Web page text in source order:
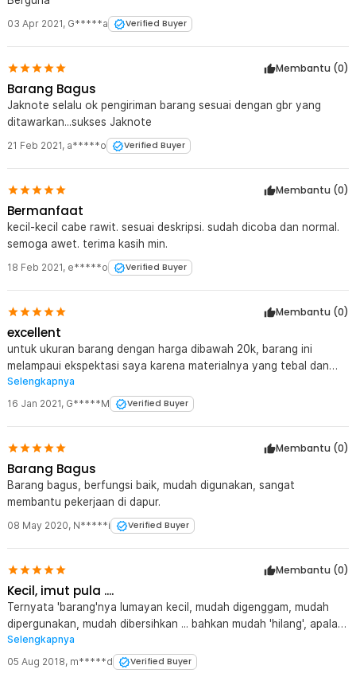
03 Apr 2021, G*****a Verified Buyer
Membantu (0)
Barang Bagus
Jaknote selalu ok pengiriman barang sesuai dengan gbr yang
ditawarkan...sukses Jaknote
21 Feb 2021, a*****o Verified Buyer
Membantu (0)
Bermanfaat
kecil-kecil cabe rawit. sesuai deskripsi. sudah dicoba dan normal.
semoga awet. terima kasih min.
18 Feb 2021, e*****o Verified Buyer
Membantu (0)
excellent
untuk ukuran barang dengan harga dibawah 20k, barang ini
melampaui ekspektasi saya karena materialnya yang tebal dan
terlihat seperti barang mahal, setelah dipakai pun hasilnya
memuaskan, oke banget lah ??
Selengkapnya
16 Jan 2021, G*****M Verified Buyer
Membantu (0)
Barang Bagus
Barang bagus, berfungsi baik, mudah digunakan, sangat
membantu pekerjaan di dapur.
08 May 2020, N*****i Verified Buyer
Membantu (0)
Kecil, imut pula ....
Ternyata 'barang'nya lumayan kecil, mudah digenggam, mudah
dipergunakan, mudah dibersihkan ... bahkan mudah 'hilang', apalagi
jika sampai masuk tersimpan kewadah sendok/garpu .... Sangat
menyenangkan.
Selengkapnya
05 Aug 2018, m*****d Verified Buyer